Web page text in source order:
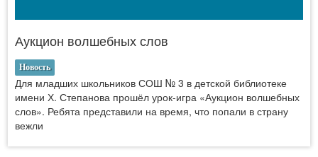
Аукцион волшебных слов
Новость
Для младших школьников СОШ № 3 в детской библиотеке
имени Х. Степанова прошёл урок-игра «Аукцион волшебных
слов». Ребята представили на время, что попали в страну
вежли